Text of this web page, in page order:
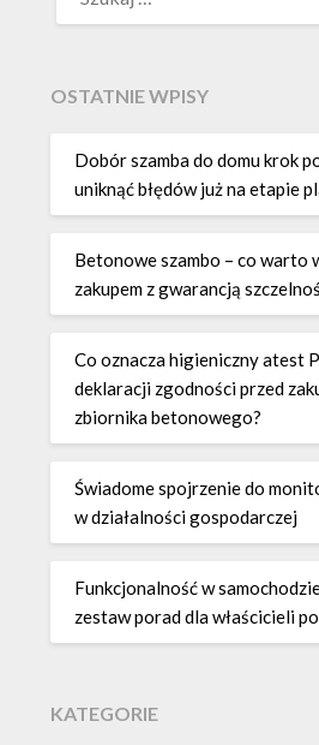
OSTATNIE WPISY
Dobór szamba do domu krok
uniknąć błędów już na etapie
Betonowe szambo – co warto
zakupem z gwarancją
Co oznacza higieniczny atest
deklaracji zgodności przed
zbiornika betonowego?
Świadome spojrzenie do
w działalności gospodarczej
Funkcjonalność w
zestaw porad dla właścicieli
KATEGORIE